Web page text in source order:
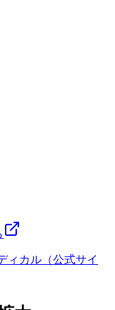
ィカル（公式サイ